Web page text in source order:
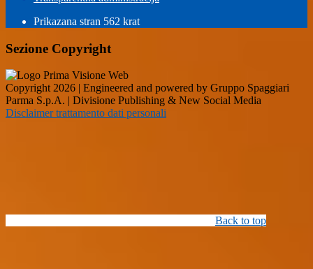
Prikazana stran 562 krat
Sezione Copyright
Copyright 2026 | Engineered and powered by Gruppo Spaggiari
Parma S.p.A. | Divisione Publishing & New Social Media
Disclaimer trattamento dati personali
Back to top